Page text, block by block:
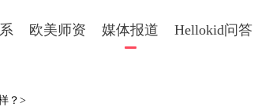
欧美师资 媒体报道 Hellokid问答
？>